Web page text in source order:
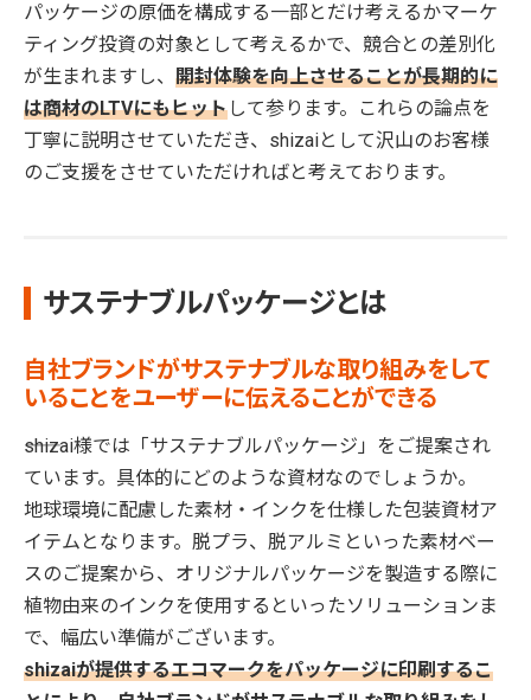
パッケージの原価を構成する一部とだけ考えるかマーケ
ティング投資の対象として考えるかで、競合との差別化
が生まれますし、 開封体験を向上させることが長期的に
は商材のLTVにもヒットして参ります。これらの論点を
丁寧に説明させていただき、shizaiとして沢山のお客様
のご支援をさせていただければと考えております。
サステナブルパッケージとは
自社ブランドがサステナブルな取り組みをして
いることをユーザーに伝えることができる
――shizai様では「サステナブルパッケージ」をご提案され
ています。具体的にどのような資材なのでしょうか。
地球環境に配慮した素材・インクを仕様した包装資材ア
イテムとなります。脱プラ、脱アルミといった素材ベー
スのご提案から、オリジナルパッケージを製造する際に
植物由来のインクを使用するといったソリューションま
で、幅広い準備がございます。
shizaiが提供するエコマークをパッケージに印刷するこ